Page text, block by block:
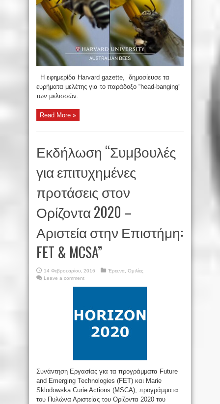
Η εφημερίδα Harvard gazette, δημοσίευσε τα
ευρήματα μελέτης για το παράδοξο “head-banging”
των μελισσών.
Read More »
Εκδήλωση “Συμβουλές
για επιτυχημένες
προτάσεις στον
Ορίζοντα 2020 –
Αριστεία στην Επιστήμη:
FET & MCSA”
14 Φεβρουαρίου, 2016 Έρευνα Ομιλίες
Leave a comment
Συνάντηση Εργασίας για τα προγράμματα Future
and Emerging Technologies (FET) και Marie
Sklodowska Curie Actions (MSCA), προγράμματα
του Πυλώνα Αριστείας του Oρίζοντα 2020 του